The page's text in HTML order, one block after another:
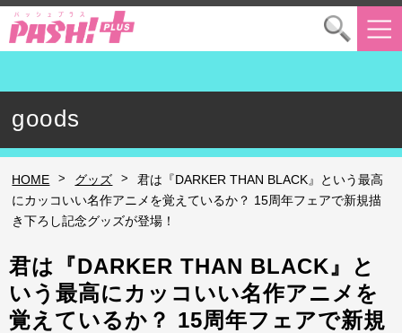
goods
HOME > グッズ >
君は『DARKER THAN BLACK』という最高
にカッコいい名作アニメを覚えているか？ 15周年フェアで新規描
き下ろし記念グッズが登場！
君は『DARKER THAN BLACK』と
いう最高にカッコいい名作アニメを
覚えているか？ 15周年フェアで新規